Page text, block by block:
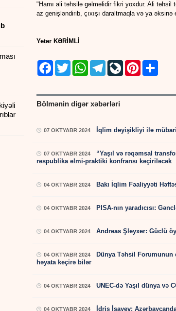
"Hamı ali təhsilə gəlməlidir fikri yoxdur. Ali
az genişləndirib, çıxışı daraltmaqla və ya
Yetər KƏRİMLİ
FacebookTwitter WhatsAppTelegramLiveJournalPinterest
Bölmənin digər xəbərləri
07 OKTYABR 2024 İqlim dəyişikliyi ilə
07 OKTYABR 2024
“Yaşıl və rəqəmsal
respublika elmi-praktiki konfransı keçiriləcək
04 OKTYABR 2024 Bakı İqlim Fəaliyyəti
04 OKTYABR 2024 PISA-nın yaradıcısı:
04 OKTYABR 2024 Andreas Şleyxer: Güclü
04 OKTYABR 2024
Dünya Təhsil Forumunun
həyata keçirə bilər
04 OKTYABR 2024 UNEC-də Yaşıl dünya və
04 OKTYABR 2024 İdris İsayev: